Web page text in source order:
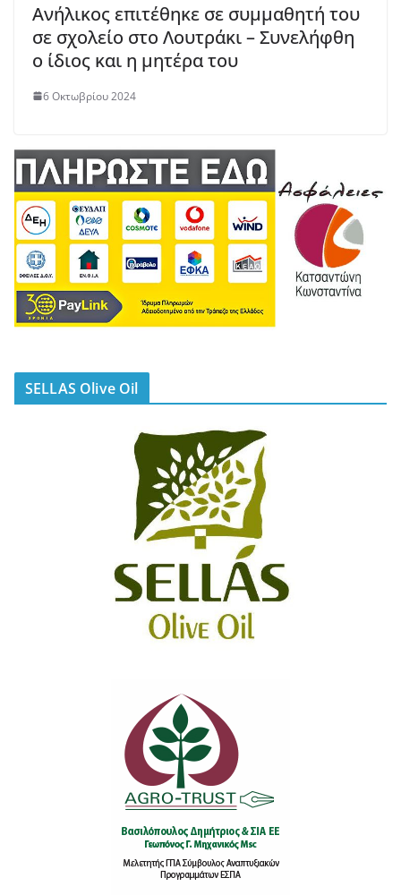
Ανήλικος επιτέθηκε σε συμμαθητή του
σε σχολείο στο Λουτράκι – Συνελήφθη
ο ίδιος και η μητέρα του
6 Οκτωβρίου 2024
SELLAS Olive Oil